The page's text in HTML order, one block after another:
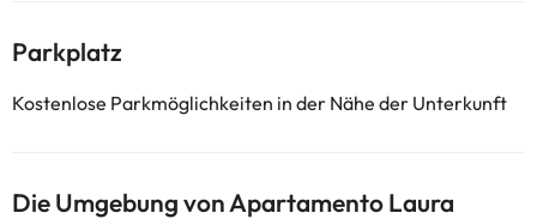
Parkplatz
Kostenlose Parkmöglichkeiten in der Nähe der Unterkunft
Die Umgebung von Apartamento Laura